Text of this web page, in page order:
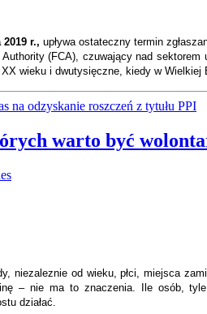
2019 r.,upływa ostateczny termin
(FCA), czuwający nad
wieku i dwutysięczne, kiedy w
na odzyskanie roszczeń z tytułu PPI
warto być
niezaleznie od wieku, płci, miejsca
– nie ma to znaczenia. Ile osób, tyle
działać.